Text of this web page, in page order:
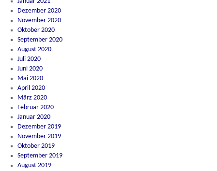
Dezember 2020
November 2020
Oktober 2020
September 2020
August 2020
Juli 2020
Juni 2020
Mai 2020
April 2020
März 2020
Februar 2020
Januar 2020
Dezember 2019
November 2019
Oktober 2019
September 2019
August 2019